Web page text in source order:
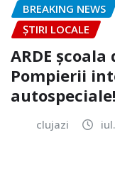
BREAKING NEWS
ȘTIRI LOCALE
ARDE
Pompierii
autospeciale!
clujazi